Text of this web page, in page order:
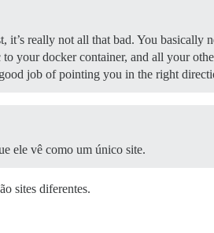
it’s really not all that bad. You
your docker container, and all your
job of pointing you in the right
ele vê como um único site.
sites diferentes.